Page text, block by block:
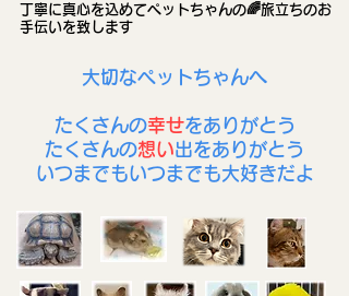
丁寧に​真心を込めて​ペットちゃんの🌈旅立ちのお
手伝いを致します
​大切なペットちゃんへ
たくさんの幸せをありがとう
​たくさんの想い出をありがとう
​いつまでもいつまでも大好きだよ